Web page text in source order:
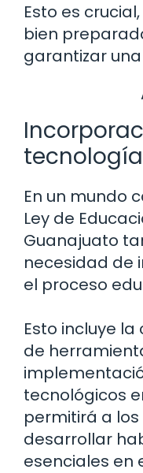
Esto es
bien
garantizar
En un mundo
Ley de
Guanajuato
necesidad de
el proceso
Esto incluye
de
tecnológicos
permitirá a
desarrollar
esenciales en